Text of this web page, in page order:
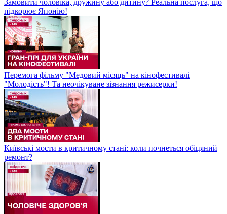
підкорює Японію!
Перемога фільму "Медовий місяць" на кінофестивалі
"Молодість"! Та неочікуване зізнання режисерки!
Київські мости в критичному стані: коли почнеться обіцяний
ремонт?